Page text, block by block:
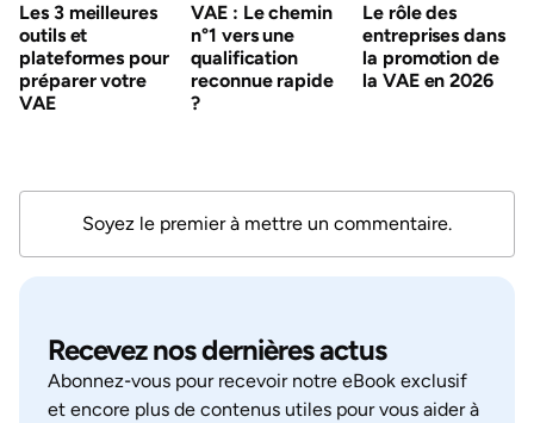
Les 3 meilleures
outils et
plateformes pour
préparer votre
VAE
VAE : Le chemin
n°1 vers une
qualification
reconnue rapide
?
Le rôle des
entreprises dans
la promotion de
la VAE en 2026
Soyez le premier à mettre un commentaire.
Recevez nos dernières actus
Abonnez‑vous pour recevoir notre eBook exclusif
et encore plus de contenus utiles pour vous aider à